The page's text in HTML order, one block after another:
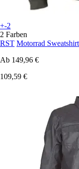
+-2
2 Farben
RST Motorrad
Ab 149,96 €
109,59 €